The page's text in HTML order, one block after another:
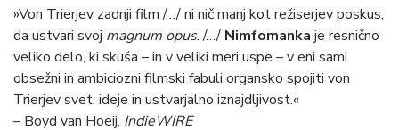
»Von Trierjev zadnji film /…/ ni nič manj kot režiserjev poskus,
da ustvari svoj magnum opus. /…/ Nimfomanka je resnično
veliko delo, ki skuša – in v veliki meri uspe – v eni sami
obsežni in ambiciozni filmski fabuli organsko spojiti von
Trierjev svet, ideje in ustvarjalno iznajdljivost.«
– Boyd van Hoeij, IndieWIRE